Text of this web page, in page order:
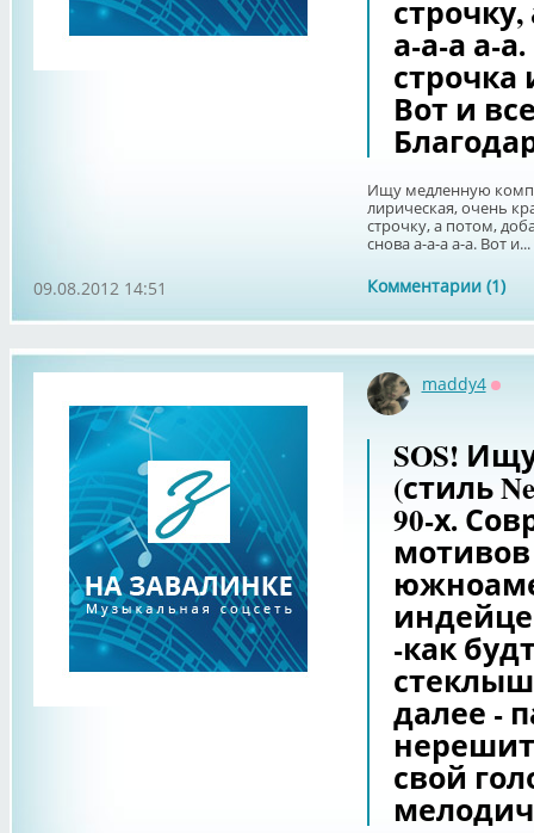
а-а-а а-
строчка
Вот и
Ищу медленную
лирическая, очень
строчку, а потом,
снова а-а-а а-а. Вот и...
Комментарии (1)
09.08.2012 14:51
maddy4
SOS!
(стиль
90-х.
мотивов
-как
далее -
свой